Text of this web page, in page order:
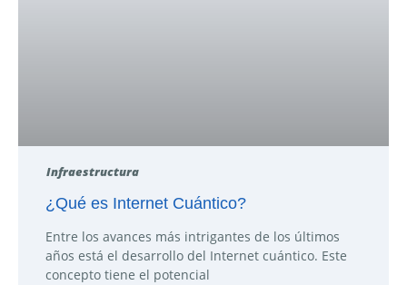
Infraestructura
¿Qué es Internet Cuántico?
Entre los avances más intrigantes de los últimos
años está el desarrollo del Internet cuántico. Este
concepto tiene el potencial